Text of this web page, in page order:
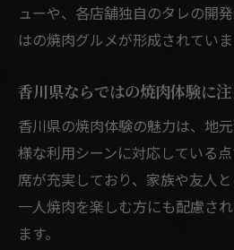
ューや、各店舗独自のタレの開
はの焼肉グルメが形成されていま
香川県ならではの焼肉体験に注
香川県の焼肉体験の魅力は、地
様な利用シーンに対応している
席が充実しており、家族や友人と
一人焼肉を楽しむ方にも配慮さ
ます。